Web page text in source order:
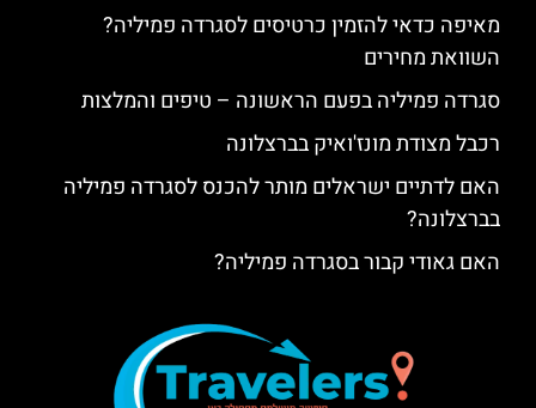
מאיפה כדאי להזמין כרטיסים לסגרדה פמיליה?
השוואת מחירים
סגרדה פמיליה בפעם הראשונה – טיפים והמלצות
רכבל מצודת מונז'ואיק בברצלונה
האם לדתיים ישראלים מותר להכנס לסגרדה פמיליה
בברצלונה?
האם גאודי קבור בסגרדה פמיליה?